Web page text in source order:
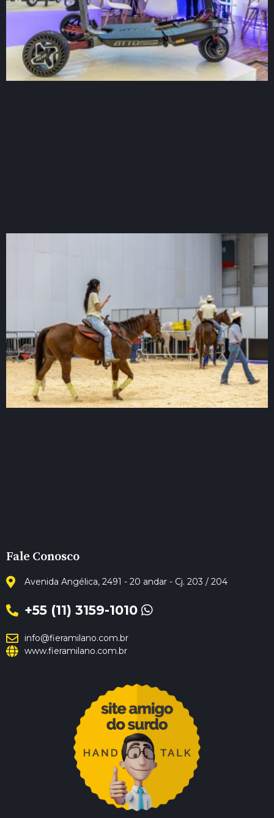
Fale Conosco
Avenida Angélica, 2491 - 20 andar - Cj. 203 / 204
+55 (11) 3159-1010
info@fieramilano.com.br
www.fieramilano.com.br